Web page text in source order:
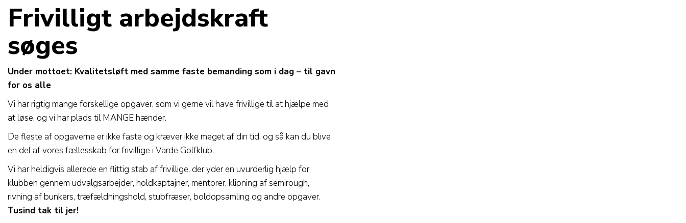
Frivilligt arbejdskraft
søges
Under mottoet: Kvalitetsløft med samme faste bemanding som i dag – til gavn
for os alle
Vi har rigtig mange forskellige opgaver, som vi gerne vil have frivillige til at hjælpe med
at løse, og vi har plads til MANGE hænder.
De fleste af opgaverne er ikke faste og kræver ikke meget af din tid, og så kan du blive
en del af vores fællesskab for frivillige i Varde Golfklub.
Vi har heldigvis allerede en flittig stab af frivillige, der yder en uvurderlig hjælp for
klubben gennem udvalgsarbejder, holdkaptajner, mentorer, klipning af semirough,
rivning af bunkers, træfældningshold, stubfræser, boldopsamling og andre opgaver.
Tusind tak til jer!